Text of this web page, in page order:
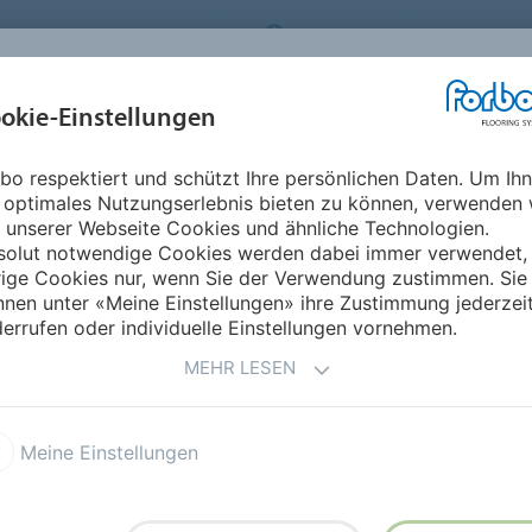
FLOORING SYSTEMS GERMANY
EINSATZBEREICHE NACHHALTIGKEIT
wirken und zugleich höchste Ansprüche an
Forbo bietet hierfür ansprechende Boden-
in diesem Segment abgestimmt sind.
Einstellungen
respektiert und schützt Ihre persönlichen Daten. Um
Nutzungserlebnis bieten zu können, verwenden
unserer Webseite Cookies und ähnliche Technologien.
notwendige Cookies werden dabei immer verwendet,
Cookies nur, wenn Sie der Verwendung zustimmen. Sie
unter «Meine Einstellungen» ihre Zustimmung
oder individuelle Einstellungen vornehmen.
MEHR LESEN
Meine Einstellungen